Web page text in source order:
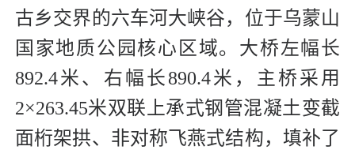
古乡交界的六车河大峡谷，位于乌蒙山
国家地质公园核心区域。大桥左幅长
892.4米、右幅长890.4米，主桥采用
2×263.45米双联上承式钢管混凝土变截
面桁架拱、非对称飞燕式结构，填补了